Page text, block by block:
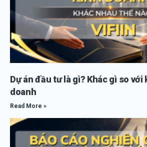
Dự án đầu tư là gì? Khác gì so với
doanh
Read More »